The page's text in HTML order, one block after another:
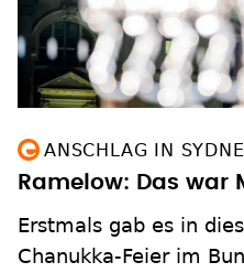
ANSCHLAG IN
Ramelow: Das war
Erstmals gab es in
Chanukka-Feier im